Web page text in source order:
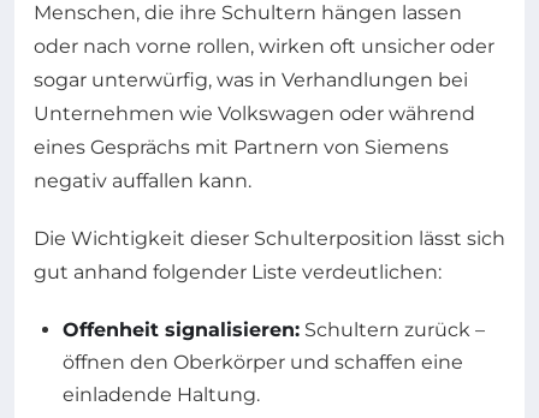
Menschen, die ihre Schultern hängen lassen
oder nach vorne rollen, wirken oft unsicher oder
sogar unterwürfig, was in Verhandlungen bei
Unternehmen wie Volkswagen oder während
eines Gesprächs mit Partnern von Siemens
negativ auffallen kann.
Die Wichtigkeit dieser Schulterposition lässt sich
gut anhand folgender Liste verdeutlichen:
Offenheit signalisieren: Schultern zurück –
öffnen den Oberkörper und schaffen eine
einladende Haltung.